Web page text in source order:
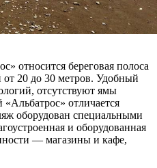
относится береговая полоса
20 до 30 метров. Удобный
отсутствуют ямы
отличается
оборудован специальными
и оборудованная
— магазины и кафе,